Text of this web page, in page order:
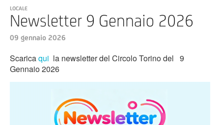
LOCALE
Newsletter 9 Gennaio 2026
09 gennaio 2026
Scaricaqui la newsletter del Circolo Torino del 9
Gennaio 2026